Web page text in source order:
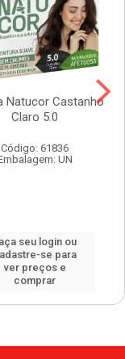
Natucor Castanho
Claro 5.0
Código: 61836
UN
seu login ou
se para
ver preços e
comprar